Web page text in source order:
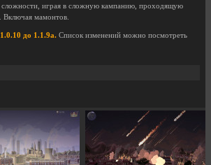
играя в сложную кампанию, проходящую
Включая мамонтов.
до 1.1.9a. Список изменений можно посмотреть